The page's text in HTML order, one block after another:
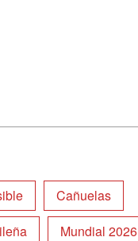
Cañuelas
Mundial 2026